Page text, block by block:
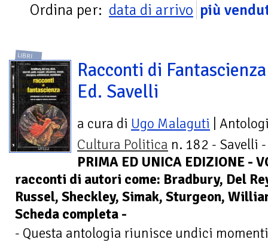
Ordina per: data di arrivo più
LIBRI
Racconti di
Ed. Savelli
a cura di Ugo Malaguti |
Cultura Politica n. 182 - Savelli -
PRIMA ED UNICA EDIZIONE -
racconti di autori come: Bradbury, Del
Russel, Sheckley, Simak, Sturgeon,
Scheda completa -
- Questa antologia riunisce undici